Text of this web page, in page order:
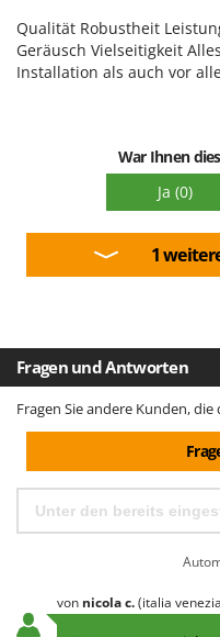
Qualität / Preis
Schwierigkeitsgrad
Qualität Robustheit
Geräusch Vielseitigkeit
Installation als auch vor
War Ihnen
Ja (0)
1
Fragen und Antworten
Fragen Sie andere Kunden,
von nicolac.(italia